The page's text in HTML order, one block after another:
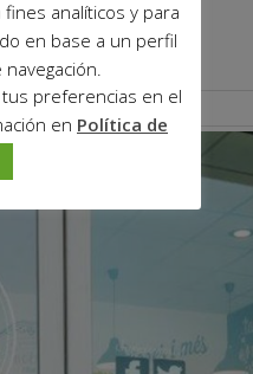
analíticos y para
en base a un perfil
preferencias en el
en Política de